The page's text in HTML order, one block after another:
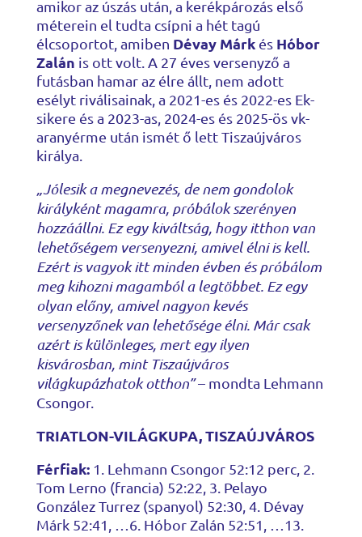
amikor az úszás után, a kerékpározás első
méterein el tudta csípni a hét tagú
élcsoportot, amiben Dévay Márkés Hóbor
Zalán is ott volt. A 27 éves versenyző a
futásban hamar az élre állt, nem adott
esélyt riválisainak, a 2021-es és 2022-es Ek-
sikere és a 2023-as, 2024-es és 2025-ös vk-
aranyérme után ismét ő lett Tiszaújváros
királya.
„Jólesik a megnevezés, de nem gondolok
királyként magamra, próbálok szerényen
hozzáállni. Ez egy kiváltság, hogy itthon van
lehetőségem versenyezni, amivel élni is kell.
Ezért is vagyok itt minden évben és próbálom
meg kihozni magamból a legtöbbet. Ez egy
olyan előny, amivel nagyon kevés
versenyzőnek van lehetősége élni. Már csak
azért is különleges, mert egy ilyen
kisvárosban, mint Tiszaújváros
világkupázhatok otthon”– mondta Lehmann
Csongor.
TRIATLON-VILÁGKUPA, TISZAÚJVÁROS
Férfiak:1. Lehmann Csongor 52:12 perc, 2.
Tom Lerno (francia) 52:22, 3. Pelayo
González Turrez (spanyol) 52:30, 4. Dévay
Márk 52:41, …6. Hóbor Zalán 52:51, …13.